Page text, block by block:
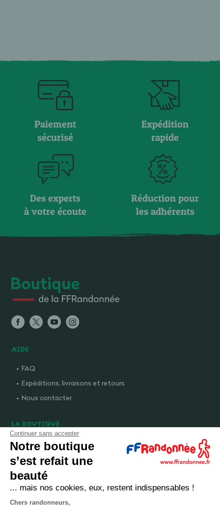
Paiement
sécurisé
Expédition
rapide
Des experts
à votre écoute
Réduction pour
les adhérents
AIDE
FAQ
Expéditions, livraisons et retours
Nous contacter
LA BOUTIQUE
Qui sommes-nous ?
Comment devenir adhérent ?
Mentions légales
CGV et politique de confidentialité
Cookies
Continuer sans accepter
Notre boutique
s’est refait une
beauté
... mais nos cookies, eux, restent indispensables !
Chers randonneurs,